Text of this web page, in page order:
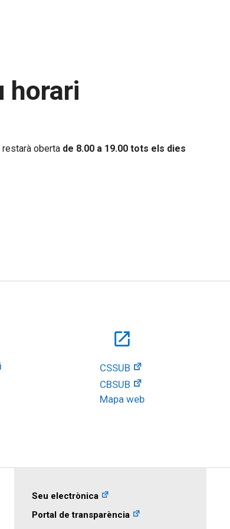
horari
oberta de 8.00 a 19.00 tots els dies
open_in_new
CSSUB
CBSUB
Mapa web
Seu electrònica
Portal de transparència